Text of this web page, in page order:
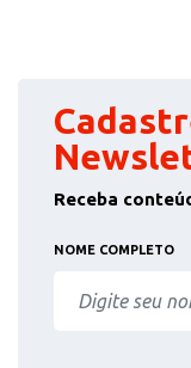
Receba
NOME COMPLETO